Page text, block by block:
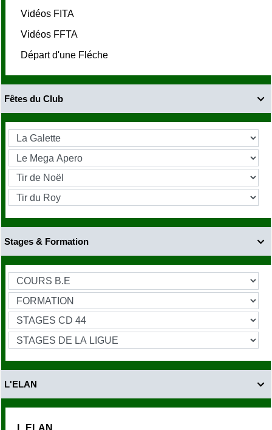
Vidéos FITA
Vidéos FFTA
Départ d'une Fléche

Fêtes du Club

Stages & Formation

L'ELAN